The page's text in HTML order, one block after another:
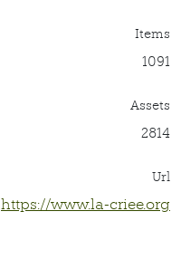
Items
1091
Assets
2814
Url
https://www.la-criee.org